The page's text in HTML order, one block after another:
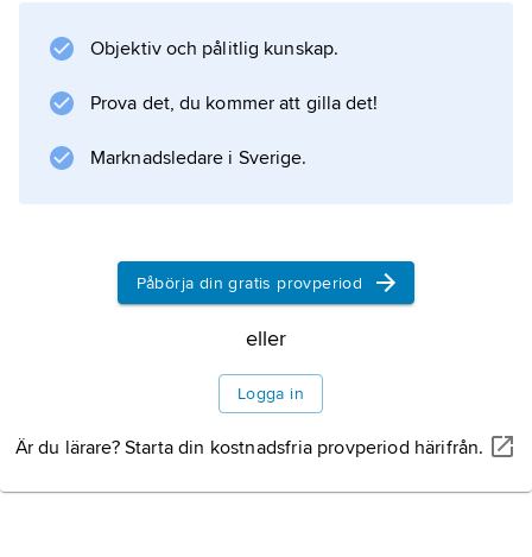
Information om artikeln
Objektiv och pålitlig kunskap.
Prova det, du kommer att gilla det!
Marknadsledare i Sverige.
Påbörja din gratis provperiod
eller
Logga in
Är du lärare? Starta din kostnadsfria provperiod härifrån.